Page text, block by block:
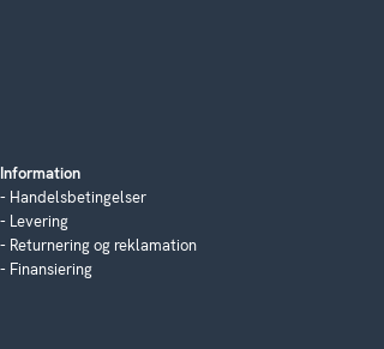
Information
Handelsbetingelser
Levering
Returnering og reklamation
Finansiering